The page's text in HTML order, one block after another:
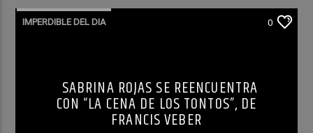
IMPERDIBLE DEL DIA 0
SABRINA ROJAS SE REENCUENTRA
CON “LA CENA DE LOS TONTOS”, DE
FRANCIS VEBER